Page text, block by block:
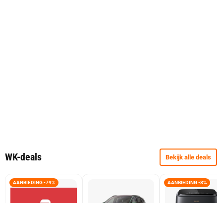
WK-deals Bekijk alle deals
AANBIEDING -79% AANBIEDING -8%